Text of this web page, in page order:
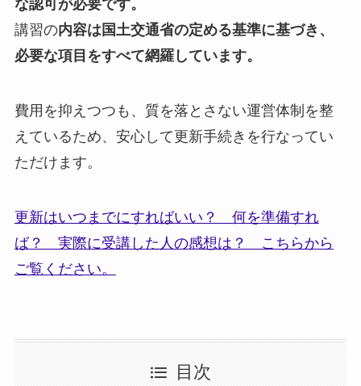
な認可が必要です。
講習の内容は国土交通省の定める基準に基づき、
必要な項目をすべて網羅しています。
費用を抑えつつも、質を落とさない運営体制を整
えているため、安心して更新手続きを行なってい
ただけます。
更新はいつまでにすればいい？ 何を準備すれ
ば？ 実際に受講した人の感想は？ こちらから
ご覧ください。
目次